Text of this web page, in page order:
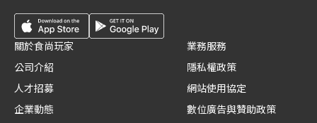
關於食尚玩家
公司介紹
人才招募
企業動態
業務服務
隱私權政策
網站使用協定
數位廣告與贊助政策